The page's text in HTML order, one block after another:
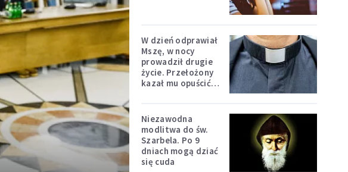
W dzień odprawiał
Mszę, w nocy
prowadził drugie
życie. Przełożony
kazał mu opuścić
Niezawodna
modlitwa do św.
Szarbela. Po 9
dniach mogą dziać
się cuda